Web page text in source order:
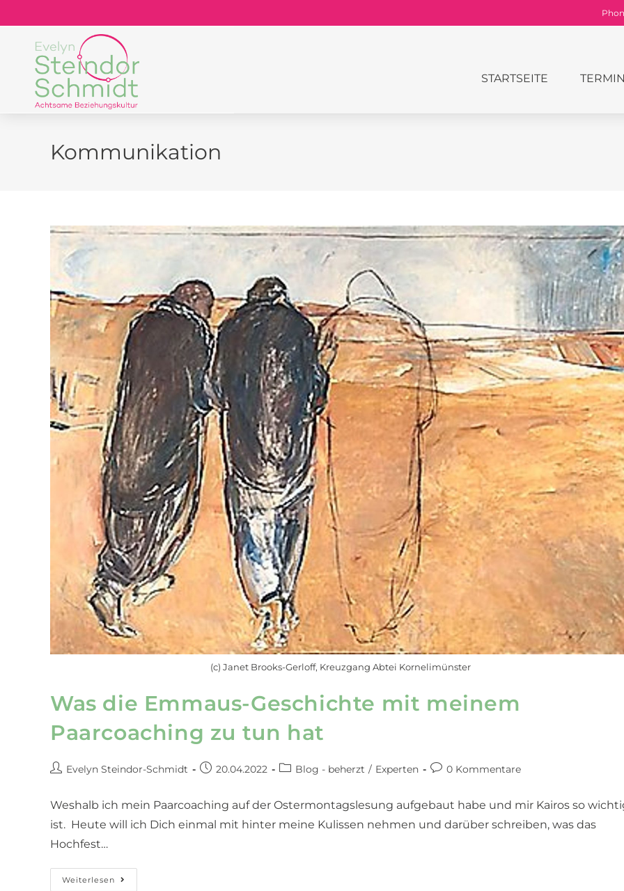
STARTSEITE
Kommunikation
(c) Janet Brooks-Gerloff, Kreuzgang Abtei Kornelimünster
Was die Emmaus-Geschichte mit meinem
Paarcoaching zu tun hat
Evelyn Steindor-Schmidt 20.04.2022 Blog - beherzt / Experten 0 Kommentare
Weshalb ich mein Paarcoaching auf der Ostermontagslesung aufgebaut habe und mir Kairos so
ist. Heute will ich Dich einmal mit hinter meine Kulissen nehmen und darüber schreiben, was das
Hochfest…
Weiterlesen